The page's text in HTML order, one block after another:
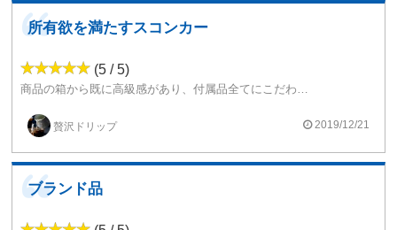
所有欲を満たすスコンカー
(5 / 5)
質感、カラー、細部の仕上げ共に高級感があり、思わず見惚れてしまう程の完成度です。
ロック機構がないのがたまにキズですが、そもそもメカMODを持ち運ぶ際はバッテリーを外して持ち運ぶことが推奨されているため、本来の使い方ではあるのかもしれません。
贅沢ドリップ 2019/12/21
ブランド品